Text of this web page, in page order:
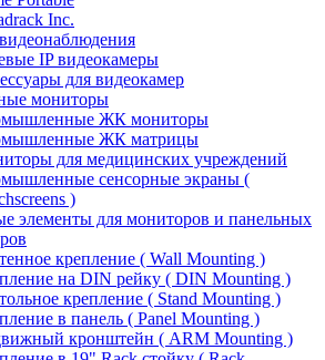
Inc.
IP видеокамеры
для видеокамер
мониторы
ЖК мониторы
ЖК матрицы
для медицинских учреждений
сенсорные экраны (
)
элементы для мониторов и панельных
крепление ( Wall Mounting )
на DIN рейку ( DIN Mounting )
крепление ( Stand Mounting )
в панель ( Panel Mounting )
кронштейн ( ARM Mounting )